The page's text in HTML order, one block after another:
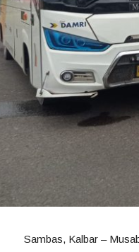
Sambas, Kalbar –